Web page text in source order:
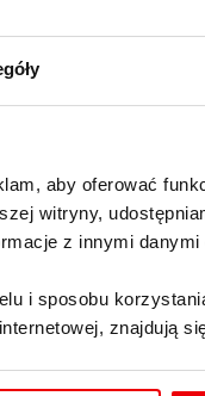
aby oferować
witryny,
z innymi
i sposobu
znajdują
oszczędności